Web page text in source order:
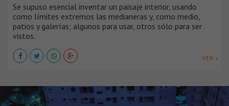
Se supuso esencial inventar un paisaje interior, usando
como límites extremos las medianeras y, como medio,
patios y galerías; algunos para usar, otros sólo para ser
vistos.
VER +